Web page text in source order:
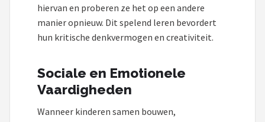
hiervan en proberen ze het op een andere
manier opnieuw. Dit spelend leren bevordert
hun kritische denkvermogen en creativiteit.
Sociale en Emotionele
Vaardigheden
Wanneer kinderen samen bouwen,